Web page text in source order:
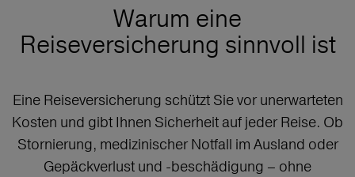
Warum eine
Reiseversicherung sinnvoll ist
Eine Reiseversicherung schützt Sie vor unerwarteten
Kosten und gibt Ihnen Sicherheit auf jeder Reise. Ob
Stornierung, medizinischer Notfall im Ausland oder
Gepäckverlust und -beschädigung – ohne